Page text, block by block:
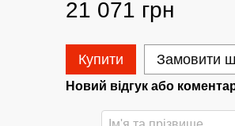
21 071 грн
Купити Замовити
Новий відгук або